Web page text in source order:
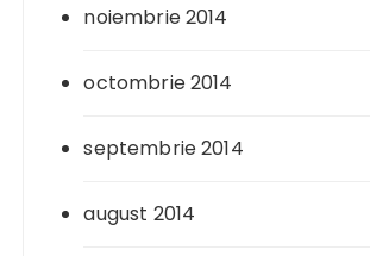
noiembrie 2014
octombrie 2014
septembrie 2014
august 2014